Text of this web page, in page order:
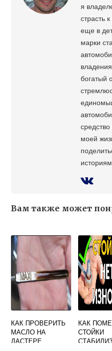
я
страсть
еще в
марки
богатый
моей
Вам также может
КАК ПРОВЕРИТЬ
МАСЛО НА
ДАСТЕРЕ
КАК
СТОЙКИ